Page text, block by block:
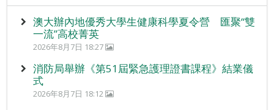
澳大辦內地優秀大學生健康科學夏令營 匯聚“雙
一流”高校菁英
2026年8月7日 18:27
消防局舉辦《第51屆緊急護理證書課程》結業儀
式
2026年8月7日 18:12